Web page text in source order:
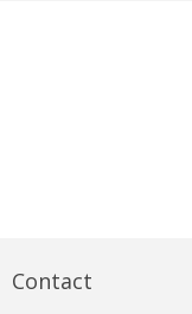
Contact